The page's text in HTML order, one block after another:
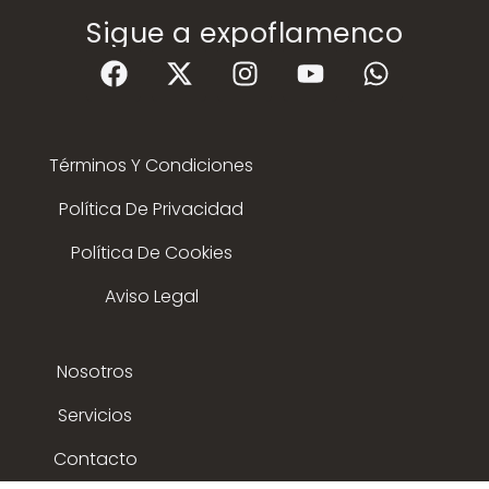
Sigue a expoflamenco
Términos Y Condiciones
Política De Privacidad
Política De Cookies
Aviso Legal
Nosotros
Servicios
Contacto